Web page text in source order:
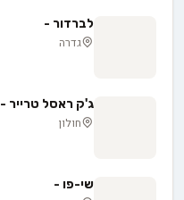
לברדור -
גדרה
ג'ק ראסל טרייר -
חולון
שי-פו -